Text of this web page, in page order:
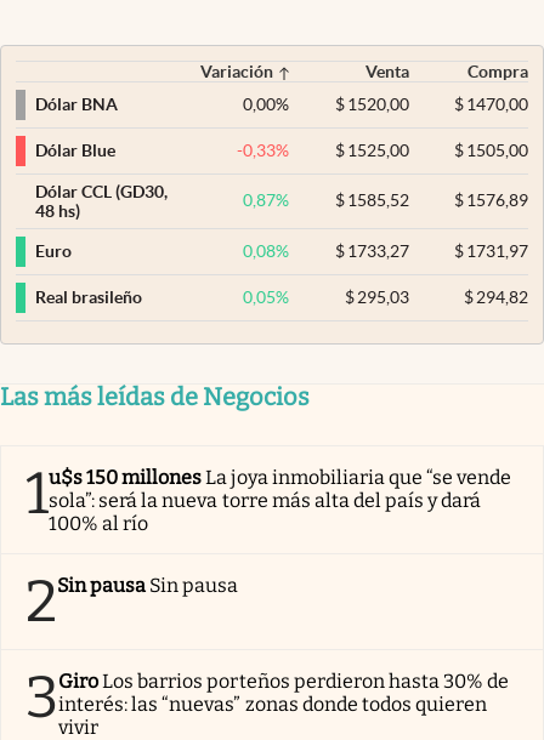
Variación Venta
Compra
Dólar BNA
0,00% $ 1520,00 $1470,00
Dólar Blue -0,33% $ 1525,00 $1505,00
Dólar CCL (GD30,
48 hs)
0,87% $ 1585,52 $1576,89
Euro 0,08% $ 1733,27 $1731,97
Real brasileño 0,05% $ 295,03 $294,82
Las más leídas de Negocios
1u$s 150 millonesLa joya inmobiliaria que “se vende
sola”: será la nueva torre más alta del país y dará
100% al río
2Sin pausa Sin pausa
3GiroLos barrios porteños perdieron hasta 30% de
interés: las “nuevas” zonas donde todos quieren
vivir